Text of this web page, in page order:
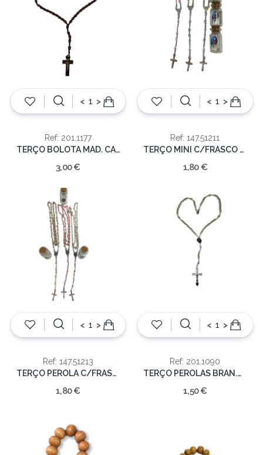
< >
Ref: 201.1177
TERÇO BOLOTA MAD. CAST.ESCURO 8mm/38cm
3,00 €
< >
Ref: 147.51211
TERÇO MINI C/FRASCO CORES SORT.39cm
1,80 €
< >
Ref: 147.51213
TERÇO PEROLA C/FRASCO VIDRO 5.5cm
1,80 €
< >
Ref: 201.1090
TERÇO PEROLAS BRAN.C/FECHO 4mm/31cm
1,50 €